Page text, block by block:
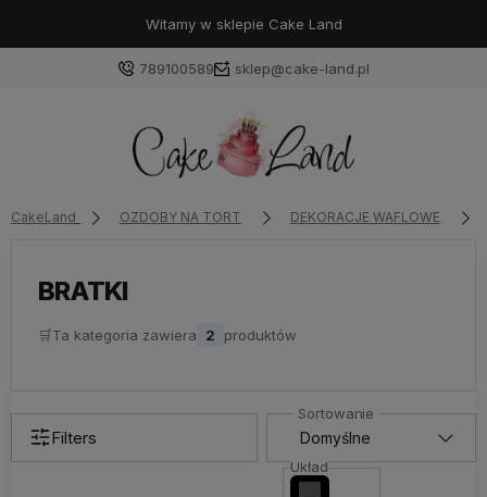
Witamy w sklepie Cake Land
789100589 sklep@cake-land.pl
z poprzedniej sesji.
CakeLand OZDOBY NA TORT DEKORACJE WAFLOWE
BRATKI
🛒Ta kategoria zawiera 2 produktów
Filters
Układ